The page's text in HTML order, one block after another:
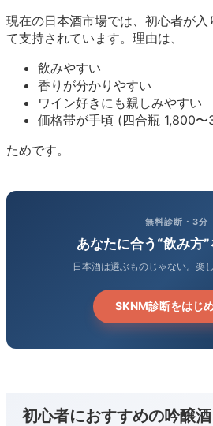
現在の日本酒市場では、初心者が
て支持されています。理由は、
飲みやすい
香りが分かりやすい
ワイン好きにも親しみやすい
価格帯が手頃 (四合瓶 1,800
ためです。
無料診断・3分
あなたに合う“飲み方
日本酒は選ぶものじゃない。楽
SKNM診断をはじ
初心者におすすめの吟醸酒